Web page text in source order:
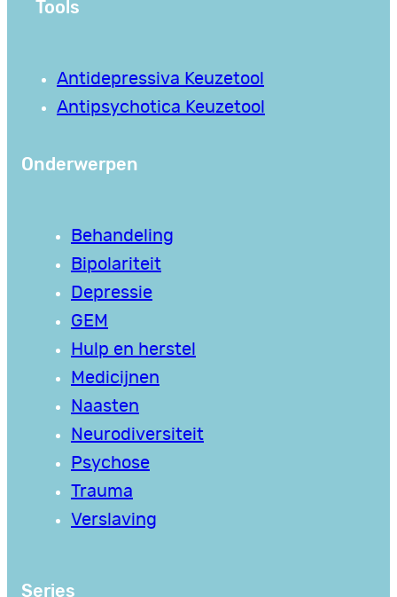
Tools
Antidepressiva Keuzetool
Antipsychotica Keuzetool
Onderwerpen
Behandeling
Bipolariteit
Depressie
GEM
Hulp en herstel
Medicijnen
Naasten
Neurodiversiteit
Psychose
Trauma
Verslaving
Series